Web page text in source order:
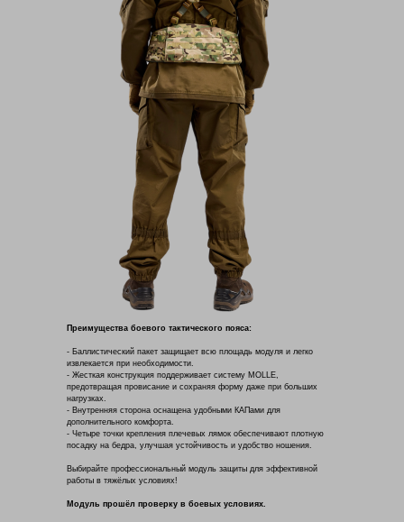
Преимущества боевого тактического пояса:
- Баллистический пакет защищает всю площадь модуля и легко
извлекается при необходимости.
- Жесткая конструкция поддерживает систему MOLLE,
предотвращая провисание и сохраняя форму даже при больших
нагрузках.
- Внутренняя сторона оснащена удобными КАПами для
дополнительного комфорта.
- Четыре точки крепления плечевых лямок обеспечивают плотную
посадку на бедра, улучшая устойчивость и удобство ношения.
Выбирайте профессиональный модуль защиты для эффективной
работы в тяжёлых условиях!
Модуль прошёл проверку в боевых условиях.